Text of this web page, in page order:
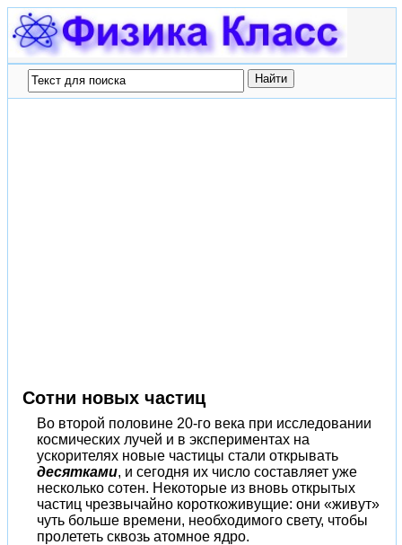
Сотни новых частиц
Во второй половине 20-го века при исследовании
космических лучей и в экспериментах на
ускорителях новые частицы стали открывать
десятками, и сегодня их число составляет уже
несколько сотен. Некоторые из вновь открытых
частиц чрезвычайно короткоживущие: они «живут»
чуть больше времени, необходимого свету, чтобы
пролететь сквозь атомное ядро.